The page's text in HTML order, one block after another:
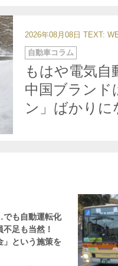
2026年08月08日 TEXT:
もはや電気
中国ブランド
ン」ばかりに
カ
テ
ゴ
リ
ー
自動車コラム
も自動運転化
不足も当然！
」という施策を